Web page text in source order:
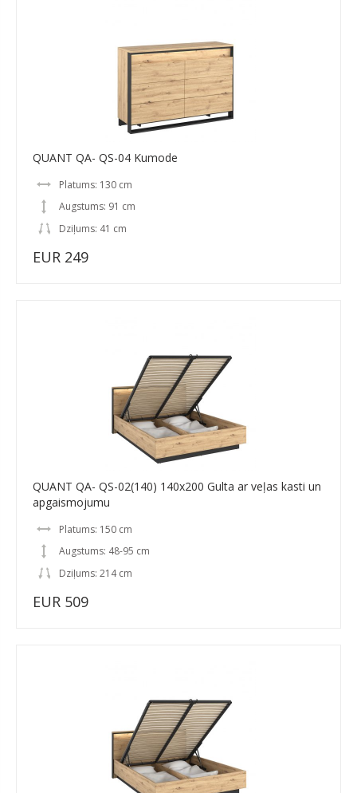
QUANT QA- QS-04 Kumode
Platums: 130 cm
Augstums: 91 cm
Dziļums: 41 cm
EUR 249
QUANT QA- QS-02(140) 140x200 Gulta ar veļas kasti un
apgaismojumu
Platums: 150 cm
Augstums: 48-95 cm
Dziļums: 214 cm
EUR 509